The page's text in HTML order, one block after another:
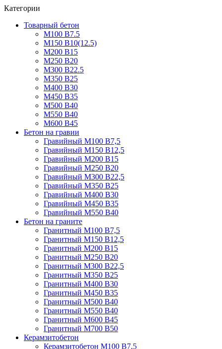
Категории
Товарный бетон
М100 В7.5
М150 В10(12.5)
М200 В15
М250 В20
М300 В22.5
М350 В25
М400 В30
М450 В35
М500 В40
М550 В40
М600 В45
Бетон на гравии
Гравийный М100 В7,5
Гравийный М150 В12,5
Гравийный М200 В15
Гравийный М250 В20
Гравийный М300 В22,5
Гравийный М350 В25
Гравийный М400 В30
Гравийный М450 В35
Гравийный М550 В40
Бетон на граните
Гранитный М100 В7,5
Гранитный М150 В12,5
Гранитный М200 В15
Гранитный М250 В20
Гранитный М300 В22,5
Гранитный М350 В25
Гранитный М400 В30
Гранитный М450 В35
Гранитный М500 В40
Гранитный М550 В40
Гранитный М600 В45
Гранитный М700 В50
Керамзитобетон
Керамзитобетон М100 В7,5